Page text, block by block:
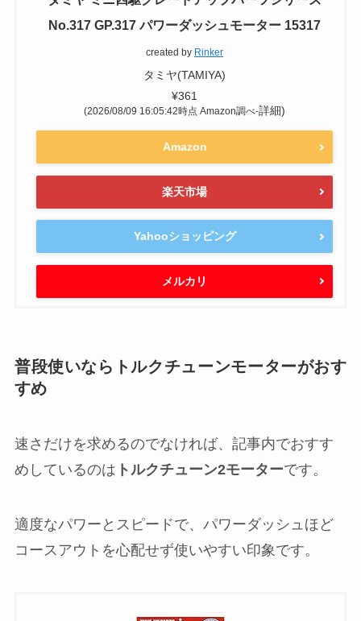
No.317 GP.317 パワーダッシュモーター 15317
created by Rinker
タミヤ(TAMIYA)
¥361
(2026/08/09 16:05:42時点 Amazon調べ-詳細)
Amazon
楽天市場
Yahooショッピング
メルカリ
普段使いならトルクチューンモーターがおす
すめ
速さだけを求めるのでなければ、記事内でおすす
めしているのは トルクチューン2モーターです。
適度なパワーとスピードで、パワーダッシュほど
コースアウトを心配せず使いやすい印象です。